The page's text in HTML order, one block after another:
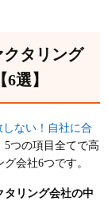
タリング
選】
ない！自社に合
5つの項目全てで高
会社6つです。
タリング会社の中